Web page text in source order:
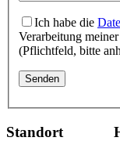
Ich habe die
Verarbeitung
(Pflichtfeld, bitte
Standort